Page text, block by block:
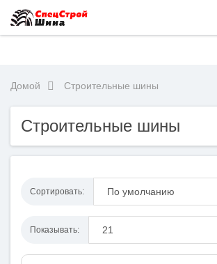
Домой Строительные шины
Строительные шины
Сортировать:
Показывать: